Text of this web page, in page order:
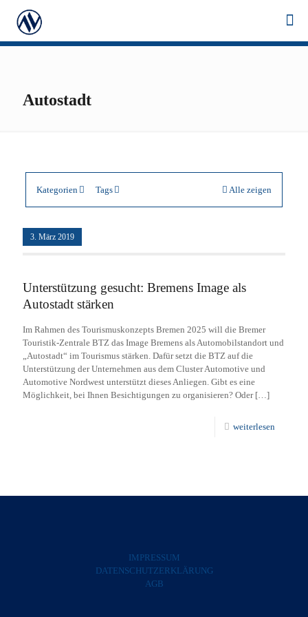
Autostadt
Kategorien Tags Alle zeigen
3. März 2019
Unterstützung gesucht: Bremens Image als
Autostadt stärken
Im Rahmen des Tourismuskonzepts Bremen 2025 will die Bremer
Touristik-Zentrale BTZ das Image Bremens als Automobilstandort und
„Autostadt“ im Tourismus stärken. Dafür setzt die BTZ auf die
Unterstützung der Unternehmen aus dem Cluster Automotive und
Automotive Nordwest unterstützt dieses Anliegen. Gibt es eine
Möglichkeit, bei Ihnen Besichtigungen zu organisieren? Oder[…]
weiterlesen
IMPRESSUM
DATENSCHUTZERKLÄRUNG
AGB